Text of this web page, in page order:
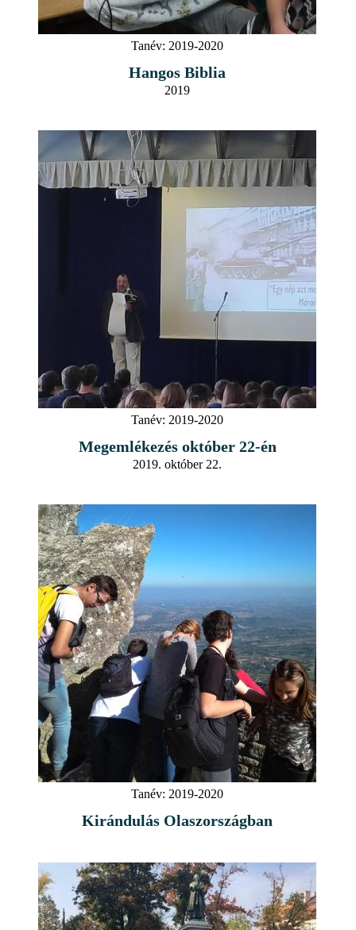
Tanév: 2019-2020
Hangos Biblia
2019
Tanév: 2019-2020
Megemlékezés október 22-én
2019. október 22.
Tanév: 2019-2020
Kirándulás Olaszországban